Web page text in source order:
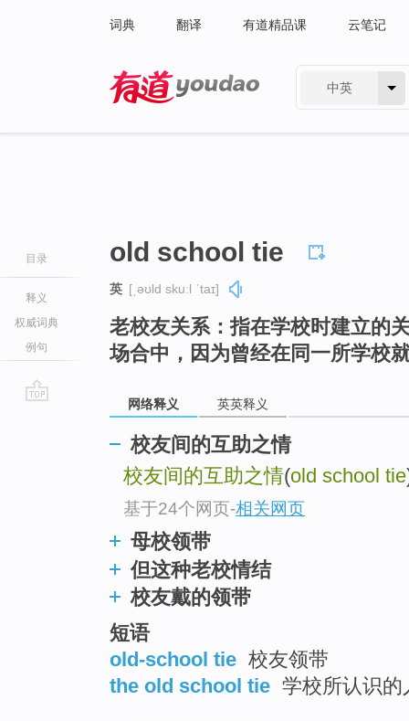
词典 翻译 有道精品课 云笔记
中英
目录
释义
权威词典
例句
old school tie
英 [ˌəʊld skuːl ˈtaɪ]
老校友关系：指在学校时建立的
场合中，因为曾经在同一所学校
网络释义 英英释义
校友间的互助之情
校友间的互助之情(old school tie
基于24个网页-相关网页
母校领带
但这种老校情结
校友戴的领带
短语
old-school tie 校友领带
the old school tie 学校所认识